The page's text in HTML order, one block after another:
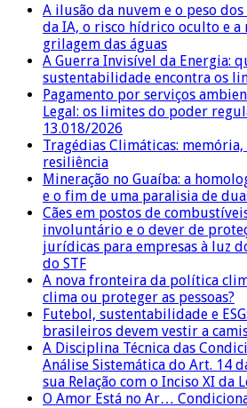
A ilusão da nuvem e o peso
da IA, o risco hídrico oculto e
grilagem das águas
A Guerra Invisível da Energia:
sustentabilidade encontra os
Pagamento por serviços
Legal: os limites do poder
13.018/2026
Tragédias Climáticas:
resiliência
Mineração no Guaíba: a
e o fim de uma paralisia de
Cães em postos de
involuntário e o dever de
jurídicas para empresas à luz
do STF
A nova fronteira da política
clima ou proteger as pessoas?
Futebol, sustentabilidade e
brasileiros devem vestir a
A Disciplina Técnica das
Análise Sistemática do Art. 14
sua Relação com o Inciso XI da
O Amor Está no Ar…